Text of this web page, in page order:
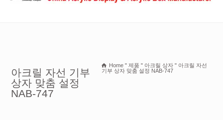
아크릴 자선 기부
상자 맞춤 설정
NAB-747
Home " 제품 " 아크릴 상자 " 아크릴 자선
기부 상자 맞춤 설정 NAB-747